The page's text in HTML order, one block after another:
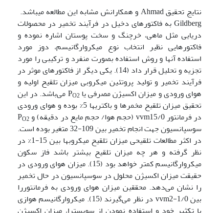
نتایج تحقیق Ahmad و همکارانش مشابه این مطالعه میباشد.
Gildberg به فاکتورهای دخیل در فرآیند تخمیر در محصولات
دریایی مثل ماهی، خرچنگ و سخت پوستان اشاره نموده و
فاکتورهایی نظیر انتخاب نوع میکروارگانیسم، دوز مورد
استفاده آنها و روش استفاده بصورت منفرد و ترکیبی را مورد
تجزیه و تحلیل قرار داد (14). یکی دیگر از فاکتورهای موثر در
فرآیند تخمیر و تولید پروتئین میکروبی میزان تلقیح اولیه و
هوای ورودی و میزان اکسیژن مصرفی یا PO2 می‌باشد. در این
تحقیق میزان تلقیح مخمرها و باکتریها 5% بوده و هوای ورودی
در فرمانتور vvm15/0 (حجم هوا/ حجم مایع در دقیقه) و P
O2
سوسپانسیون جهت انجام تخمیر بین 109-32 متغیر بوده است.
در اکثر مطالعات تلقیحی میزان تلقیح میکروبها بین 15-1% در
نظر گرفته و هر چه میزان تلقیح بیشتر باشد فاز سکون
میکروارگانیسم کمتر خواهد بود (15). میزان هوای ورودی در
حقیقت میزان اکسیژن محلول در سوسپانسیون در حال تخمیر
را نشان می‌دهد. محققین میزان هوای ورودی به فرمانتوررا
بین vvm2-1/0 در نظر می‌گیرند (15). میکروارگانیسم هوازی